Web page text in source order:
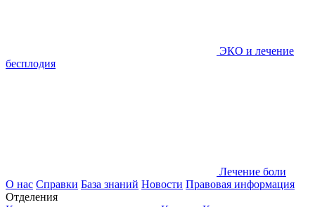
ЭКО и лечение
бесплодия
Лечение боли
О нас Справки База знаний Новости Правовая информация
Отделения